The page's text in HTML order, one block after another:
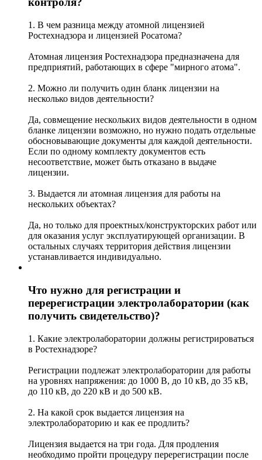
1. В чем разница между атомной лицензией
Ростехнадзора и лицензией Росатома?
Атомная лицензия Ростехнадзора предназначена для
предприятий, работающих в сфере "мирного атома".
2. Можно ли получить один бланк лицензии на
несколько видов деятельности?
Да, совмещение нескольких видов деятельности в одном
бланке лицензии возможно, но нужно подать отдельные
обосновывающие документы для каждой деятельности.
Если по одному комплекту документов есть
несоответствие, может быть отказано в выдаче
лицензии.
3. Выдается ли атомная лицензия для работы на
нескольких объектах?
Да, но только для проектных/конструкторских работ или
для оказания услуг эксплуатирующей организации. В
остальных случаях территория действия лицензии
устанавливается индивидуально.
Что нужно для регистрации и
перерегистрации электролаборатории (как
получить свидетельство)?
1. Какие электролаборатории должны регистрироваться
в Ростехнадзоре?
Регистрации подлежат электролаборатории для работы
на уровнях напряжения: до 1000 В, до 10 кВ, до 35 кВ,
до 110 кВ, до 220 кВ и до 500 кВ.
2. На какой срок выдается лицензия на
электролабораторию и как ее продлить?
Лицензия выдается на три года. Для продления
необходимо пройти процедуру перерегистрации после